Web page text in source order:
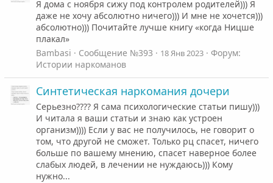
Я дома с ноября сижу под контролем родителей))) Я
даже не хочу абсолютно ничего))) И мне не хочется)))
абсолютно))) Почитайте лучше книгу «когда Ницше
плакал»
Bambasi
Сообщение №393 18 Янв 2023
Форум:
Истории наркоманов
Синтетическая наркомания дочери
Серьезно???? Я сама психологические статьи пишу)))
И читала я ваши статьи и знаю как устроен
организм)))) Если у вас не получилось, не говорит о
том, что другой не сможет. Только рц спасет, ничего
больше по вашему мнению, спасет наверное более
слабых людей, в лечении не нуждаюсь))) Кому
нужно...